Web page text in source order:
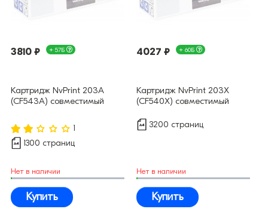
3810 ₽ + 57Б
Картридж NvPrint 203A
(CF543A) совместимый
1
1300 страниц
Нет в наличии
Купить
4027 ₽ + 60Б
Картридж NvPrint 203X
(CF540X) совместимый
3200 страниц
Нет в наличии
Купить